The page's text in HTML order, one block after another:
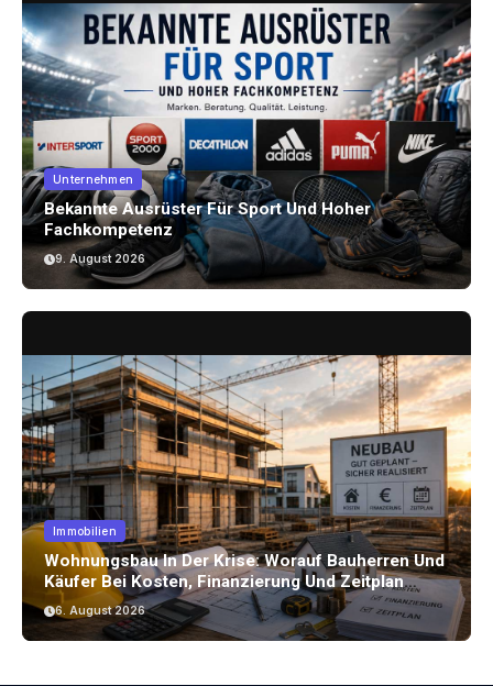
Unternehmen
Bekannte Ausrüster Für Sport Und Hoher
Fachkompetenz
9. August 2026
Immobilien
Wohnungsbau In Der Krise: Worauf Bauherren Und
Käufer Bei Kosten, Finanzierung Und Zeitplan
Achten Sollten
6. August 2026